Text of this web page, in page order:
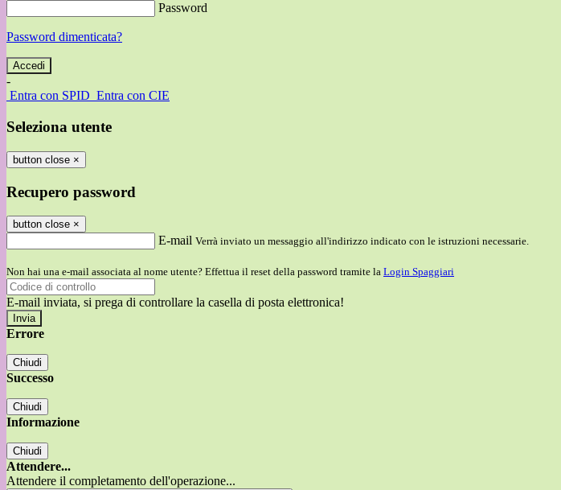
Password
Password dimenticata?
-
Entra con SPID Entra con CIE
Seleziona utente
button close ×
Recupero password
button close ×
E-mail Verrà inviato un messaggio all'indirizzo indicato con le istruzioni necessarie.
Non hai una e-mail associata al nome utente? Effettua il reset della password tramite la Login Spaggiari
E-mail inviata, si prega di controllare la casella di posta elettronica!
Errore
Chiudi
Successo
Chiudi
Informazione
Chiudi
Attendere...
Attendere il completamento dell'operazione...